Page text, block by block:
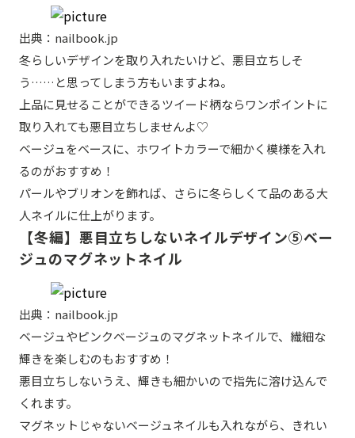
出典：nailbook.jp
冬らしいデザインを取り入れたいけど、悪目立ちしそ
う……と思ってしまう方もいますよね。
上品に見せることができるツイード柄ならワンポイントに
取り入れても悪目立ちしませんよ♡
ベージュをベースに、ホワイトカラーで細かく模様を入れ
るのがおすすめ！
パールやブリオンを飾れば、さらに冬らしくて品のある大
人ネイルに仕上がります。
【冬編】悪目立ちしないネイルデザイン⑤ベー
ジュのマグネットネイル
出典：nailbook.jp
ベージュやピンクベージュのマグネットネイルで、繊細な
輝きを楽しむのもおすすめ！
悪目立ちしないうえ、輝きも細かいので指先に溶け込んで
くれます。
マグネットじゃないベージュネイルも入れながら、きれい